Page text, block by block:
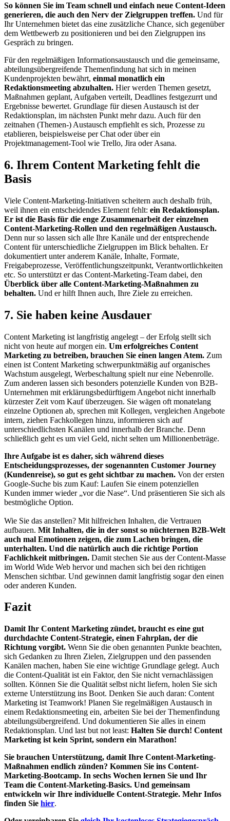
So können Sie im Team schnell und einfach neue Content-Ideen
generieren, die auch den Nerv der Zielgruppen treffen. Und für
Ihr Unternehmen bietet das eine zusätzliche Chance, sich gegenüber
dem Wettbewerb zu positionieren und bei den Zielgruppen ins
Gespräch zu bringen.
Für den regelmäßigen Informationsaustausch und die gemeinsame,
abteilungsübergreifende Themenfindung hat sich in meinen
Kundenprojekten bewährt, einmal monatlich ein
Redaktionsmeeting abzuhalten. Hier werden Themen gesetzt,
Maßnahmen geplant, Aufgaben verteilt, Deadlines festgezurrt und
Ergebnisse bewertet. Grundlage für diesen Austausch ist der
Redaktionsplan, im nächsten Punkt mehr dazu. Auch für den
zeitnahen (Themen-) Austausch empfiehlt es sich, Prozesse zu
etablieren, beispielsweise per Chat oder über ein
Projektmanagement-Tool wie Trello, Jira oder Asana.
6. Ihrem Content Marketing fehlt die
Basis
Viele Content-Marketing-Initiativen scheitern auch deshalb früh,
weil ihnen ein entscheidendes Element fehlt: ein Redaktionsplan.
Er ist die Basis für die enge Zusammenarbeit der einzelnen
Content-Marketing-Rollen und den regelmäßigen Austausch.
Denn nur so lassen sich alle Ihre Kanäle und der entsprechende
Content für unterschiedliche Zielgruppen im Blick behalten. Er
dokumentiert unter anderem Kanäle, Inhalte, Formate,
Freigabeprozesse, Veröffentlichungszeitpunkt, Verantwortlichkeiten
etc. So unterstützt er das Content-Marketing-Team dabei, den
Überblick über alle Content-Marketing-Maßnahmen zu
behalten. Und er hilft Ihnen auch, Ihre Ziele zu erreichen.
7. Sie haben keine Ausdauer
Content Marketing ist langfristig angelegt – der Erfolg stellt sich
nicht von heute auf morgen ein. Um erfolgreiches Content
Marketing zu betreiben, brauchen Sie einen langen Atem. Zum
einen ist Content Marketing schwerpunktmäßig auf organisches
Wachstum ausgelegt, Werbeschaltung spielt nur eine Nebenrolle.
Zum anderen lassen sich besonders potenzielle Kunden von B2B-
Unternehmen mit erklärungsbedürftigem Angebot nicht innerhalb
kürzester Zeit vom Kauf überzeugen. Sie wägen oft monatelang
einzelne Optionen ab, sprechen mit Kollegen, vergleichen Angebote
intern, ziehen Fachkollegen hinzu, informieren sich auf
unterschiedlichsten Kanälen und innerhalb der Branche. Denn
schließlich geht es um viel Geld, nicht selten um Millionenbeträge.
Ihre Aufgabe ist es daher, sich während dieses
Entscheidungsprozesses, der sogenannten Customer Journey
(Kundenreise), so gut es geht sichtbar zu machen. Von der ersten
Google-Suche bis zum Kauf: Laufen Sie einem potenziellen
Kunden immer wieder „vor die Nase“. Und präsentieren Sie sich als
bestmögliche Option.
Wie Sie das anstellen? Mit hilfreichen Inhalten, die Vertrauen
aufbauen. Mit Inhalten, die in der sonst so nüchternen B2B-Welt
auch mal Emotionen zeigen, die zum Lachen bringen, die
unterhalten. Und die natürlich auch die richtige Portion
Fachlichkeit mitbringen. Damit stechen Sie aus der Content-Masse
im World Wide Web hervor und machen sich bei den richtigen
Menschen sichtbar. Und gewinnen damit langfristig sogar den einen
oder anderen Kunden.
Fazit
Damit Ihr Content Marketing zündet, braucht es eine gut
durchdachte Content-Strategie, einen Fahrplan, der die
Richtung vorgibt. Wenn Sie die oben genannten Punkte beachten,
sich Gedanken zu Ihren Zielen, Zielgruppen und den passenden
Kanälen machen, haben Sie eine wichtige Grundlage gelegt. Auch
die Content-Qualität ist ein Faktor, den Sie nicht vernachlässigen
sollten. Können Sie die Qualität selbst nicht liefern, holen Sie sich
externe Unterstützung ins Boot. Denken Sie auch daran: Content
Marketing ist Teamwork! Planen Sie regelmäßigen Austausch in
einem Redaktionsmeeting ein, arbeiten Sie bei der Themenfindung
abteilungsübergreifend. Und dokumentieren Sie alles in einem
Redaktionsplan. Und last but not least: Halten Sie durch! Content
Marketing ist kein Sprint, sondern ein Marathon!
Sie brauchen Unterstützung, damit Ihre Content-Marketing-
Maßnahmen endlich zünden? Kommen Sie ins Content-
Marketing-Bootcamp. In sechs Wochen lernen Sie und Ihr
Team die Content-Marketing-Basics. Und gemeinsam
entwickeln wir Ihre individuelle Content-Strategie. Mehr Infos
finden Sie hier.